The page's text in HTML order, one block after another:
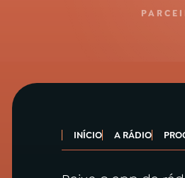
INÍCIO A RÁDIO